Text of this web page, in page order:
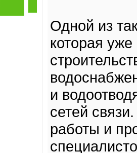
Одной из
которая
и
сетей
работы и